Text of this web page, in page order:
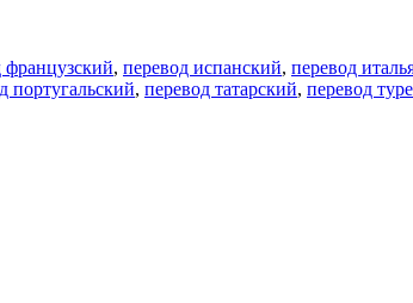
французский, перевод испанский, перевод
португальский, перевод татарский, перевод